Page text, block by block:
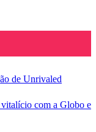
de Unrivaled
com a Globo e